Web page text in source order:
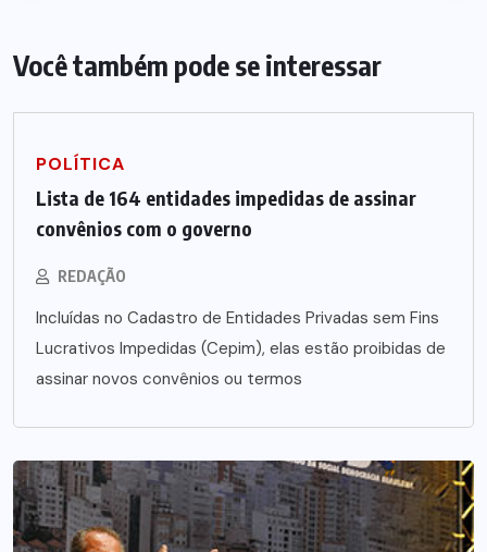
Você também pode se interessar
POLÍTICA
Lista de 164 entidades impedidas de assinar
convênios com o governo
REDAÇÃO
Incluídas no Cadastro de Entidades Privadas sem Fins
Lucrativos Impedidas (Cepim), elas estão proibidas de
assinar novos convênios ou termos